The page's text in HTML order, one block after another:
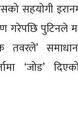
सहयोगी
पुटिनले
तवरले’
‘जोड’